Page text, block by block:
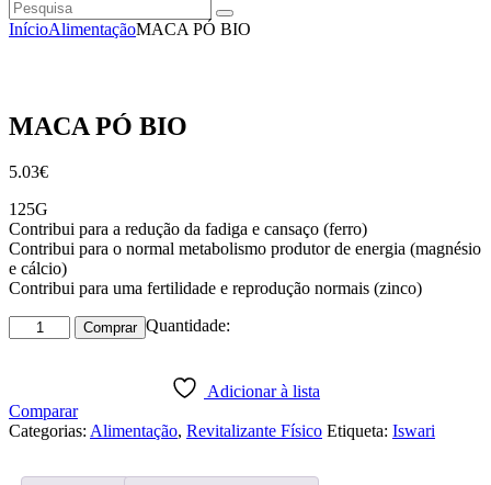
Pesquisa
instagramm
facebook
InícioAlimentaçãoMACA PÓ BIO
MACA PÓ BIO
5.03€
125G
Contribui para a redução da fadiga e cansaço (ferro)
Contribui para o normal metabolismo produtor de energia (magnésio
e cálcio)
Contribui para uma fertilidade e reprodução normais (zinco)
Quantidade:
Quantidade
de
BIO
Comprar
Adicionar à lista
Comparar
Categorias: Alimentação, Revitalizante Físico Etiqueta: Iswari